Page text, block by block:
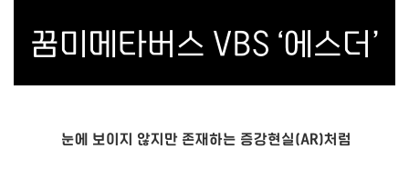
꿈미메타버스 VBS ‘에스더’
눈에 보이지 않지만 존재하는 증강현실(AR)처럼